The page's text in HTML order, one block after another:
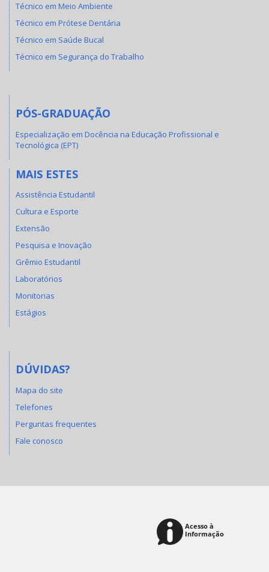
Técnico em Meio Ambiente
Técnico em Prótese Dentária
Técnico em Saúde Bucal
Técnico em Segurança do Trabalho
PÓS-GRADUAÇÃO
Especialização em Docência na Educação Profissional e
Tecnológica (EPT)
MAIS ESTES
Assistência Estudantil
Cultura e Esporte
Extensão
Pesquisa e Inovação
Grêmio Estudantil
Laboratórios
Monitorias
Estágios
DÚVIDAS?
Mapa do site
Telefones
Perguntas frequentes
Fale conosco